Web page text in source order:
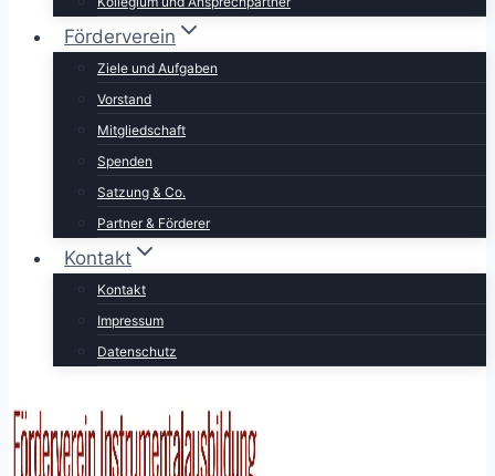
Förderverein
Ziele und Aufgaben
Vorstand
Mitgliedschaft
Spenden
Satzung & Co.
Partner & Förderer
Kontakt
Kontakt
Impressum
Datenschutz